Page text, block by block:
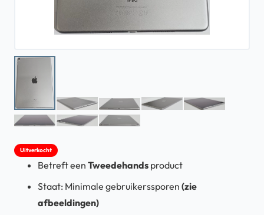
Uitverkocht
Betreft een Tweedehands product
Staat: Minimale gebruikerssporen (zie
afbeeldingen)